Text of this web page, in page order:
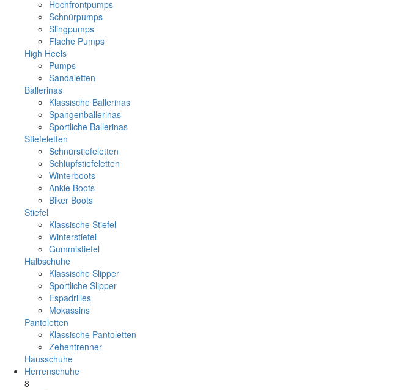
Hochfrontpumps
Schnürpumps
Slingpumps
Flache Pumps
High Heels
Pumps
Sandaletten
Ballerinas
Klassische Ballerinas
Spangenballerinas
Sportliche Ballerinas
Stiefeletten
Schnürstiefeletten
Schlupfstiefeletten
Winterboots
Ankle Boots
Biker Boots
Stiefel
Klassische Stiefel
Winterstiefel
Gummistiefel
Halbschuhe
Klassische Slipper
Sportliche Slipper
Espadrilles
Mokassins
Pantoletten
Klassische Pantoletten
Zehentrenner
Hausschuhe
Herrenschuhe
8